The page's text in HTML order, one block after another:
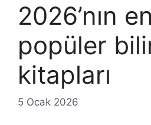
2026’nın
popüler
kitapları
5 Ocak 2026